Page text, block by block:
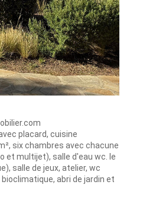
placard, cuisine
six chambres avec chacune
et multijet), salle d'eau wc. le
salle de jeux, atelier, wc
abri de jardin et